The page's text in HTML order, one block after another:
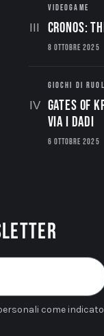
VIDEOGAME
CRONOS:
8 OTTOBRE 2025
GIOCHI DI
Gates of
via i dadi
6 OTTOBRE 2025
come indicato